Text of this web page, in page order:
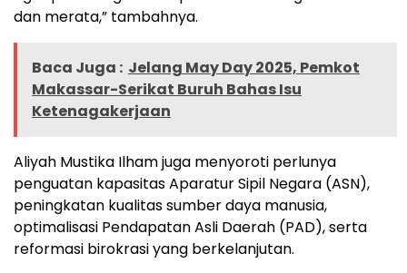
dan merata,” tambahnya.
Baca Juga : Jelang May Day 2025, Pemkot
Makassar-Serikat Buruh Bahas Isu
Ketenagakerjaan
Aliyah Mustika Ilham juga menyoroti perlunya
penguatan kapasitas Aparatur Sipil Negara (ASN),
peningkatan kualitas sumber daya manusia,
optimalisasi Pendapatan Asli Daerah (PAD), serta
reformasi birokrasi yang berkelanjutan.